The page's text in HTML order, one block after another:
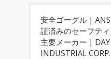
安全ゴーグル |
証済みのセーフテ
主要メーカー |
INDUSTRIAL CORP.